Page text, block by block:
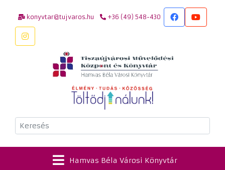
konyvtar@tujvaros.hu +36 (49) 548-430
Keresés
Hamvas Béla Városi Könyvtár